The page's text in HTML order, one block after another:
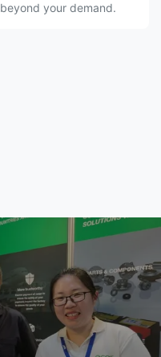
beyond your demand.